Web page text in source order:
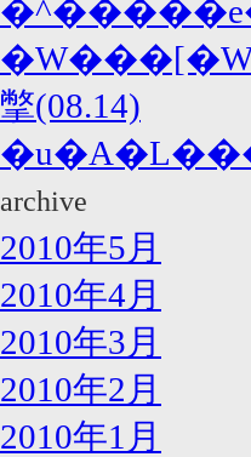
撆(08.14)
archive
2010年5月
2010年4月
2010年3月
2010年2月
2010年1月